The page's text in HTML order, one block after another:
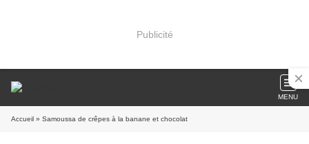
Publicité
MENU
Accueil » Samoussa de crêpes à la banane et chocolat